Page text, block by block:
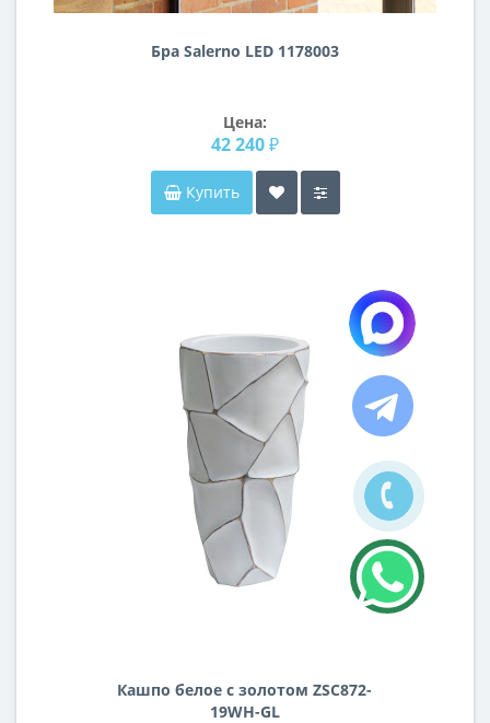
Бра Salerno LED 1178003
Цена:
42 240 ₽
Купить
Кашпо белое с золотом ZSC872-
19WH-GL